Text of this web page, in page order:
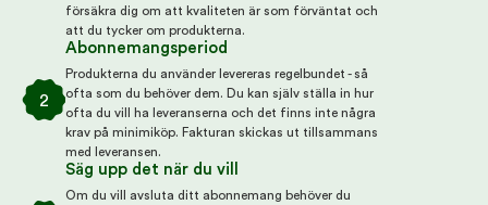
försäkra dig om att kvaliteten är som förväntat och
att du tycker om produkterna.
2
Abonnemangsperiod
Produkterna du använder levereras regelbundet - så
ofta som du behöver dem. Du kan själv ställa in hur
ofta du vill ha leveranserna och det finns inte några
krav på minimiköp. Fakturan skickas ut tillsammans
med leveransen.
Säg upp det när du vill
Om du vill avsluta ditt abonnemang behöver du